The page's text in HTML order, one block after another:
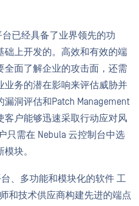
台已经具备了业界领先的功
础上开发的。高效和有效的端
全面了解企业的攻击面，还需
业务的潜在影响来评估威胁并
漏洞评估和Patch Management
客户能够迅速采取行动应对风
只需在 Nebula 云控制台中选
块。
台、多功能和模块化的软件 工
和技术供应商构建先进的端点